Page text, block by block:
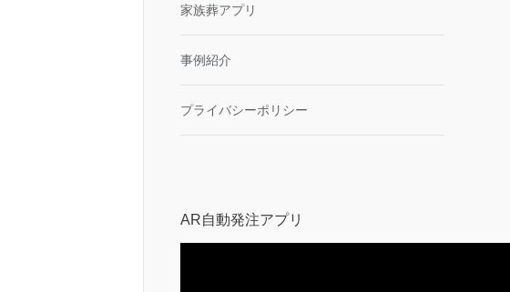
家族葬アプリ
事例紹介
プライバシーポリシー
AR自動発注アプリ